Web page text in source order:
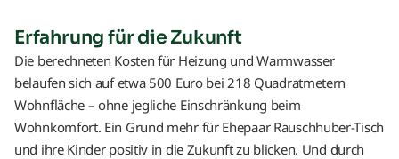
Erfahrung für die Zukunft
Die berechneten Kosten für Heizung und Warmwasser
belaufen sich auf etwa 500 Euro bei 218 Quadratmetern
Wohnfläche – ohne jegliche Einschränkung beim
Wohnkomfort. Ein Grund mehr für Ehepaar Rauschhuber-Tisch
und ihre Kinder positiv in die Zukunft zu blicken. Und durch